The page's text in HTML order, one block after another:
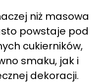
niż masowa
powstaje pod
cukierników,
smaku, jak i
dekoracji.